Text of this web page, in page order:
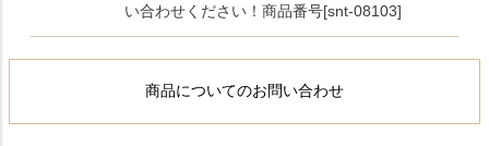
い合わせください！商品番号[snt-08103]
商品についてのお問い合わせ